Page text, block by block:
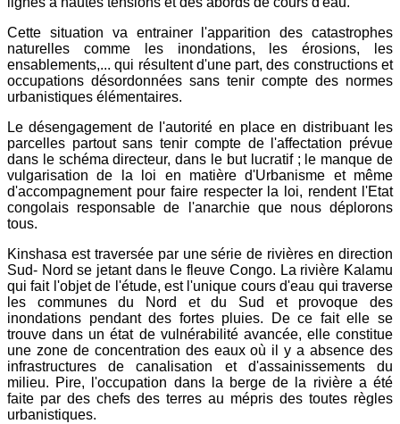
Cette situation va entrainer l'apparition des catastrophes
naturelles comme les inondations, les érosions, les
ensablements,... qui résultent d'une part, des constructions et
occupations désordonnées sans tenir compte des normes
urbanistiques élémentaires.
Le désengagement de l'autorité en place en distribuant les
parcelles partout sans tenir compte de l'affectation prévue
dans le schéma directeur, dans le but lucratif ; le manque de
vulgarisation de la loi en matière d'Urbanisme et même
d'accompagnement pour faire respecter la loi, rendent l'Etat
congolais responsable de l'anarchie que nous déplorons
tous.
Kinshasa est traversée par une série de rivières en direction
Sud- Nord se jetant dans le fleuve Congo. La rivière Kalamu
qui fait l'objet de l'étude, est l'unique cours d'eau qui traverse
les communes du Nord et du Sud et provoque des
inondations pendant des fortes pluies. De ce fait elle se
trouve dans un état de vulnérabilité avancée, elle constitue
une zone de concentration des eaux où il y a absence des
infrastructures de canalisation et d'assainissements du
milieu. Pire, l'occupation dans la berge de la rivière a été
faite par des chefs des terres au mépris des toutes règles
urbanistiques.